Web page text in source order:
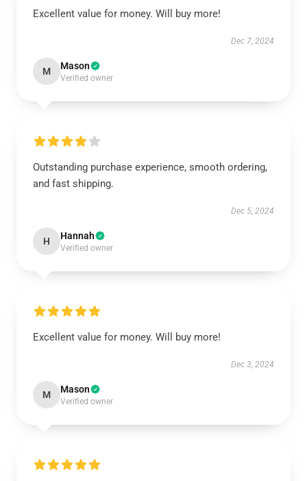
Excellent value for money. Will buy more!
Dec 7, 2024
M Mason
Verified owner
Outstanding purchase experience, smooth ordering,
and fast shipping.
Dec 5, 2024
H Hannah
Verified owner
Excellent value for money. Will buy more!
Dec 3, 2024
M Mason
Verified owner